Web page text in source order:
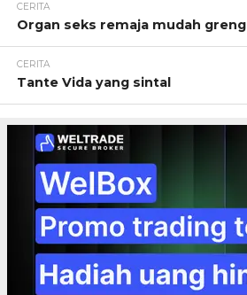
CERITA
Organ seks remaja mudah greng
CERITA
Tante Vida yang sintal